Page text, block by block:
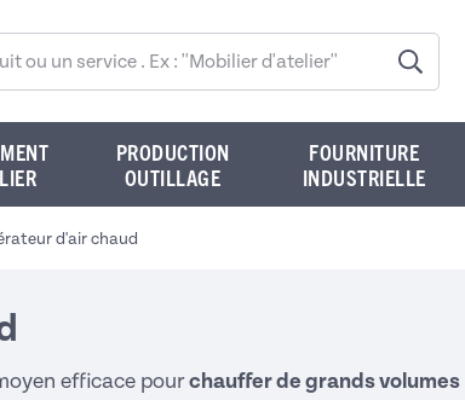
PRODUCTION
OUTILLAGE
FOURNITURE
INDUSTRIELLE
d'air chaud
efficace pourchauffer de grands volumes